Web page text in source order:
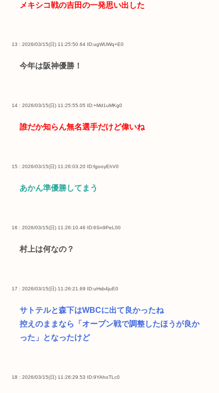
メキシコ戦の吉田の一発思い出した
13 : 2026/03/15(日) 11:25:50.64 ID:ugWUWq+E0
今年は阪神優勝！
14 : 2026/03/15(日) 11:25:55.05 ID:+Md1uMKg0
誰だか知らん無名選手だけど偉いね
15 : 2026/03/15(日) 11:26:03.20 ID:fgooyEhV0
あかん準優勝してまう
16 : 2026/03/15(日) 11:26:10.46 ID:6Sn9PeL00
村上は何なの？
17 : 2026/03/15(日) 11:26:21.69 ID:uHsb4juE0
サトテルと森下はWBCに出て良かったね
控えのままなら「オープン戦で調整したほうが良か
った」となったけど
18 : 2026/03/15(日) 11:26:29.53 ID:9YAhoTLc0